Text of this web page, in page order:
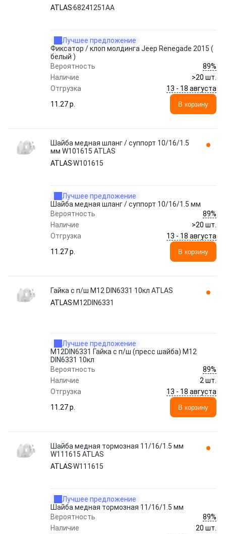
ATLAS68241251AA
Лучшее предложение
Фиксатор / клоп молдинга Jeep Renegade 2015 (
белый )
Вероятность
89%
Наличие
>20 шт.
Отгрузка
13 - 18 августа
11.27 p.
В корзину
Шайба медная шланг / суппорт 10/16/1.5
мм W101615 ATLAS
ATLASW101615
Лучшее предложение
Шайба медная шланг / суппорт 10/16/1.5 мм
Вероятность
89%
Наличие
>20 шт.
Отгрузка
13 - 18 августа
11.27 p.
В корзину
Гайка с п/ш M12 DIN6331 10кл ATLAS
ATLAS M12DIN6331
Лучшее предложение
M12DIN6331 Гайка с п/ш (пресс шайба) M12
DIN6331 10кл
Вероятность
89%
Наличие
2 шт.
Отгрузка
13 - 18 августа
11.27 p.
В корзину
Шайба медная тормозная 11/16/1.5 мм
W111615 ATLAS
ATLASW111615
Лучшее предложение
Шайба медная тормозная 11/16/1.5 мм
Вероятность
89%
Наличие
20 шт.